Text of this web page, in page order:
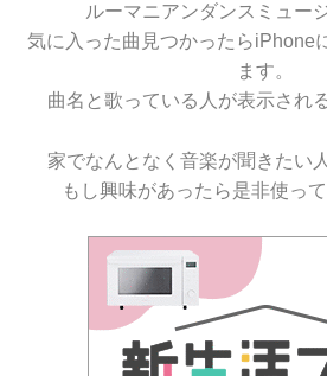
ルーマニアンダンスミュー
気に入った曲見つかったらiPhone
ます。
曲名と歌っている人が表示され
家でなんとなく音楽が聞きたい
もし興味があったら是非使っ